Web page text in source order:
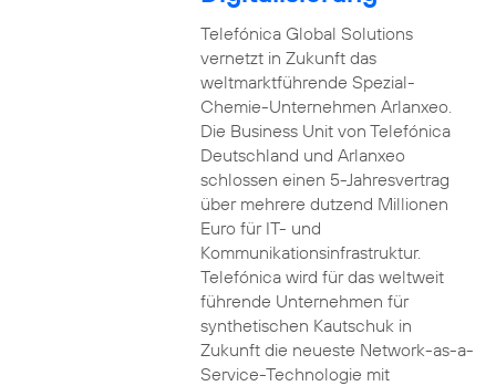
Telefónica Global Solutions
vernetzt in Zukunft das
weltmarktführende Spezial-
Chemie-Unternehmen Arlanxeo.
Die Business Unit von Telefónica
Deutschland und Arlanxeo
schlossen einen 5-Jahresvertrag
über mehrere dutzend Millionen
Euro für IT- und
Kommunikationsinfrastruktur.
Telefónica wird für das weltweit
führende Unternehmen für
synthetischen Kautschuk in
Zukunft die neueste Network-as-a-
Service-Technologie mit